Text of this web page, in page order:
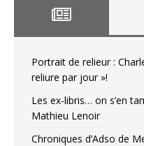
Portrait de relieur :
reliure par jour »!
Les ex-libris… on s’en
Mathieu Lenoir
Chroniques d’Adso de